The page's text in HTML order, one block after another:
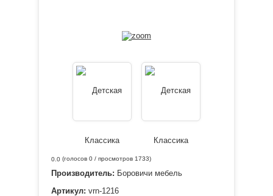
0.0 (голосов 0 / просмотров 1733)
Производитель: Боровичи мебель
Артикул: vrn-1216